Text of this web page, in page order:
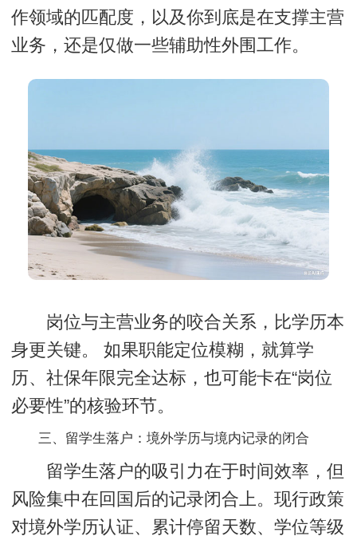
作领域的匹配度，以及你到底是在支撑主营
业务，还是仅做一些辅助性外围工作。
岗位与主营业务的咬合关系，比学历本
身更关键。
如果职能定位模糊，就算学
历、社保年限完全达标，也可能卡在“岗位
必要性”的核验环节。
三、留学生落户：境外学历与境内记录的闭合
留学生落户的吸引力在于时间效率，但
风险集中在回国后的记录闭合上。现行政策
对境外学历认证、累计停留天数、学位等级